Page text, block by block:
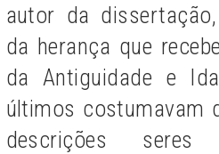
autor da
da herança que
da Antiguidade e
últimos costumavam
descrições